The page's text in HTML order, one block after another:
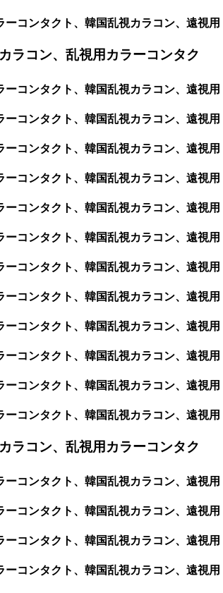
コンタクト、韓国乱視カラコン、遠視用
ラコン、乱視用カラーコンタク
コンタクト、韓国乱視カラコン、遠視用
コンタクト、韓国乱視カラコン、遠視用
コンタクト、韓国乱視カラコン、遠視用
コンタクト、韓国乱視カラコン、遠視用
コンタクト、韓国乱視カラコン、遠視用
コンタクト、韓国乱視カラコン、遠視用
コンタクト、韓国乱視カラコン、遠視用
コンタクト、韓国乱視カラコン、遠視用
コンタクト、韓国乱視カラコン、遠視用
コンタクト、韓国乱視カラコン、遠視用
コンタクト、韓国乱視カラコン、遠視用
コンタクト、韓国乱視カラコン、遠視用
ラコン、乱視用カラーコンタク
コンタクト、韓国乱視カラコン、遠視用
コンタクト、韓国乱視カラコン、遠視用
コンタクト、韓国乱視カラコン、遠視用
コンタクト、韓国乱視カラコン、遠視用